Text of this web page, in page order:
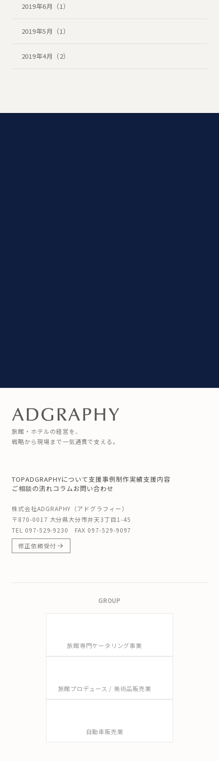
2019年6月（1）
2019年5月（1）
2019年4月（2）
旅館・ホテルの経営を、
戦略から現場まで一気通貫で支える。
TOPADGRAPHYについて支援事例制作実績支援内容
ご相談の流れコラムお問い合わせ
株式会社ADGRAPHY（アドグラフィー）
〒870-0017 大分県大分市弁天3丁目1-45
TEL 097-529-9230
FAX 097-529-9097
修正依頼受付
GROUP
旅館専門ケータリング事業
旅館プロデュース / 美術品販売業
自動車販売業